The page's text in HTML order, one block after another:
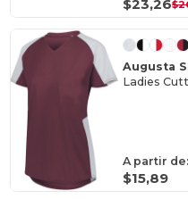
$23,26
Augusta
Ladies
A partir de:
$15,89